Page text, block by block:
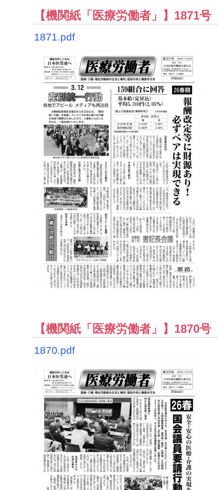
【機関紙「医療労働者」】1871号
1871.pdf
【機関紙「医療労働者」】1870号
1870.pdf